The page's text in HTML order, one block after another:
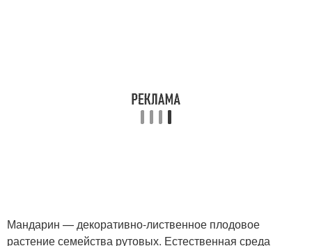
Мандарин — декоративно-лиственное плодовое
растение семейства рутовых. Естественная среда